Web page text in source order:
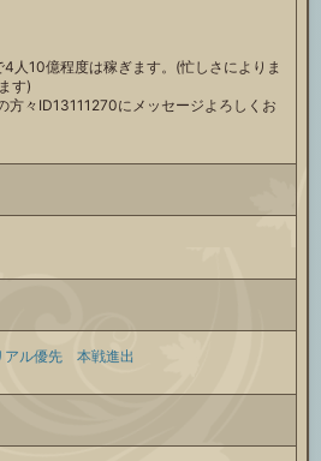
人10億程度は稼ぎます。(忙しさによりま
す)
方々ID13111270にメッセージよろしくお
アル優先 本戦進出